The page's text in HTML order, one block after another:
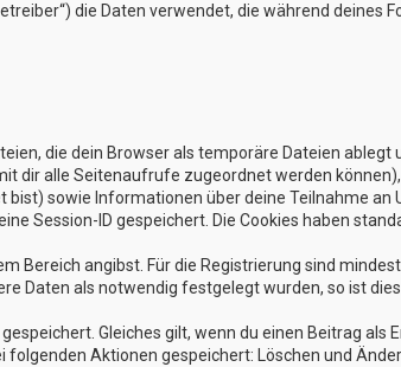
die Daten verwendet, die während deines
die dein Browser als temporäre Dateien ablegt
dir alle Seitenaufrufe zugeordnet werden
sowie Informationen über deine Teilnahme an
Session-ID gespeichert. Die Cookies haben
Bereich angibst. Für die Registrierung sind
Daten als notwendig festgelegt wurden, so ist
Gleiches gilt, wenn du einen Beitrag als
Aktionen gespeichert: Löschen und